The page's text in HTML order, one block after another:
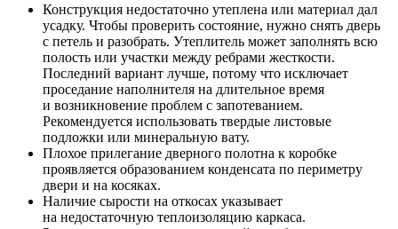
Конструкция недостаточно утеплена или материал дал
усадку. Чтобы проверить состояние, нужно снять дверь
с петель и разобрать. Утеплитель может заполнять всю
полость или участки между ребрами жесткости.
Последний вариант лучше, потому что исключает
проседание наполнителя на длительное время
и возникновение проблем с запотеванием.
Рекомендуется использовать твердые листовые
подложки или минеральную вату.
Плохое прилегание дверного полотна к коробке
проявляется образованием конденсата по периметру
двери и на косяках.
Наличие сырости на откосах указывает
на недостаточную теплоизоляцию каркаса.